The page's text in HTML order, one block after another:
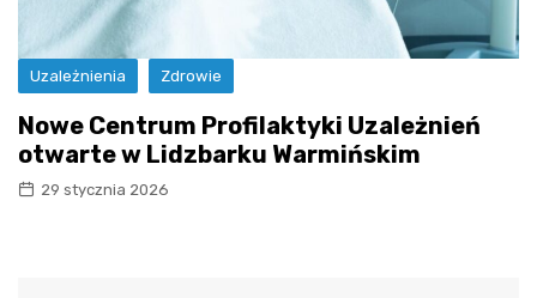
Uzależnienia Zdrowie
Nowe Centrum Profilaktyki Uzależnień
otwarte w Lidzbarku Warmińskim
29 stycznia 2026